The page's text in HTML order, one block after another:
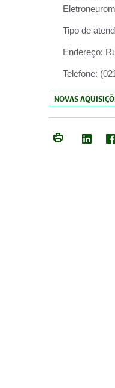
Tipo de
Endereço:
Telefone:
NOVAS